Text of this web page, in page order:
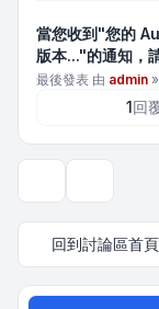
當您收到"您的
版本..."的通知，
最後發表 由 admin »
1回
回到討論區首頁